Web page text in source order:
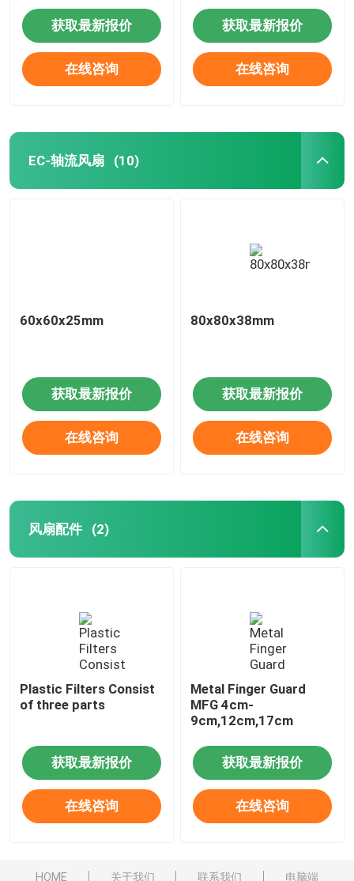
获取最新报价
在线咨询
获取最新报价
在线咨询
EC-轴流风扇 (10)
60x60x25mm
获取最新报价
在线咨询
80x80x38mm
获取最新报价
在线咨询
风扇配件 (2)
Plastic Filters Consist
of three parts
获取最新报价
在线咨询
Metal Finger Guard
MFG 4cm-
9cm,12cm,17cm
获取最新报价
在线咨询
HOME 关于我们 联系我们 电脑端